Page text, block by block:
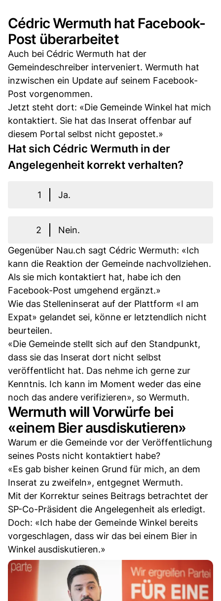
Cédric Wermuth hat Facebook-
Post überarbeitet
Auch bei Cédric Wermuth hat der
Gemeindeschreiber interveniert. Wermuth hat
inzwischen ein Update auf seinem Facebook-
Post vorgenommen.
Jetzt steht dort: «Die Gemeinde Winkel hat mich
kontaktiert. Sie hat das Inserat offenbar auf
diesem Portal selbst nicht gepostet.»
Hat sich Cédric Wermuth in der
Angelegenheit korrekt verhalten?
1 Ja.
2
Nein.
Gegenüber Nau.ch sagt Cédric Wermuth: «Ich
kann die Reaktion der Gemeinde nachvollziehen.
Als sie mich kontaktiert hat, habe ich den
Facebook-Post umgehend ergänzt.»
Wie das Stelleninserat auf der Plattform «I am
Expat» gelandet sei, könne er letztendlich nicht
beurteilen.
«Die Gemeinde stellt sich auf den Standpunkt,
dass sie das Inserat dort nicht selbst
veröffentlicht hat. Das nehme ich gerne zur
Kenntnis. Ich kann im Moment weder das eine
noch das andere verifizieren», so Wermuth.
Wermuth will Vorwürfe bei
«einem Bier ausdiskutieren»
Warum er die Gemeinde vor der Veröffentlichung
seines Posts nicht kontaktiert habe?
«Es gab bisher keinen Grund für mich, an dem
Inserat zu zweifeln», entgegnet Wermuth.
Mit der Korrektur seines Beitrags betrachtet der
SP-Co-Präsident die Angelegenheit als erledigt.
Doch: «Ich habe der Gemeinde Winkel bereits
vorgeschlagen, dass wir das bei einem Bier in
Winkel ausdiskutieren.»